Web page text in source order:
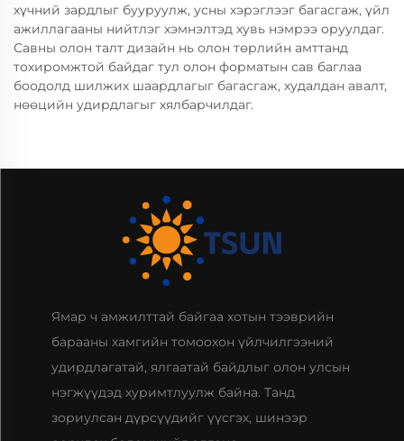
хүчний зардлыг бууруулж, усны хэрэглээг багасгаж, үйл
ажиллагааны нийтлэг хэмнэлтэд хувь нэмрээ оруулдаг.
Савны олон талт дизайн нь олон төрлийн амттанд
тохиромжтой байдаг тул олон форматын сав баглаа
боодолд шилжих шаардлагыг багасгаж, худалдан авалт,
нөөцийн удирдлагыг хялбарчилдаг.
Ямар ч амжилттай байгаа хотын тээврийн
барааны хамгийн томоохон үйлчилгээний
удирдлагатай, ялгаатай байдлыг олон улсын
нэгжүүдэд хуримтлуулж байна. Танд
зориулсан дүрсүүдийг үүсгэх, шинээр